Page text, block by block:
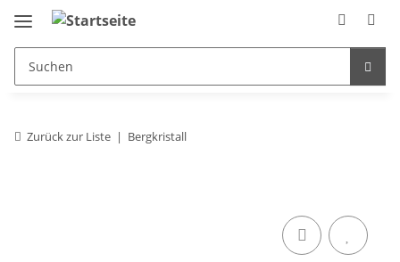
Zurück zur Liste Bergkristall